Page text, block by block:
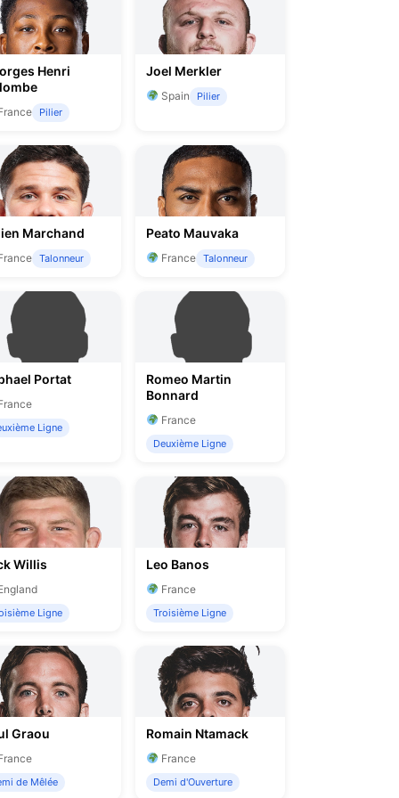
Henri
Pilier
Joel Merkler
Spain Pilier
Marchand
Talonneur
Peato Mauvaka
France Talonneur
Portat
Ligne
Romeo Martin
Bonnard
France
Deuxième Ligne
Willis
Ligne
Leo Banos
France
Troisième Ligne
Graou
de Mêlée
Romain Ntamack
France
Demi d'Ouverture